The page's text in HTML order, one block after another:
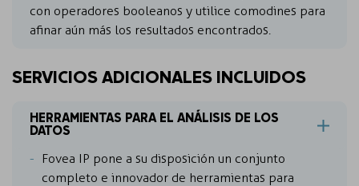
con operadores booleanos y utilice comodines para
afinar aún más los resultados encontrados.
SERVICIOS ADICIONALES INCLUIDOS
HERRAMIENTAS PARA EL ANÁLISIS DE LOS
DATOS
Fovea IP pone a su disposición un conjunto
completo e innovador de herramientas para